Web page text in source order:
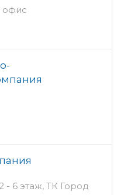
офис
- 6 этаж, ТК Город